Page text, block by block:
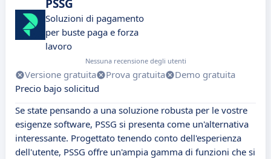
PSSG
Soluzioni di pagamento
per buste paga e forza
lavoro
Nessuna recensione degli utenti
Versione gratuita Prova gratuita
Demo gratuita
Precio bajo solicitud
Se state pensando a una soluzione robusta per le vostre
esigenze software, PSSG si presenta come un'alternativa
interessante. Progettato tenendo conto dell'esperienza
dell'utente, PSSG offre un'ampia gamma di funzioni che si